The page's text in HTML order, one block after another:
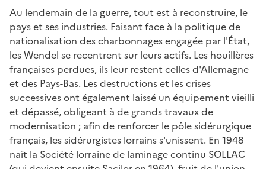
Au lendemain de la guerre, tout est à reconstruire, le
pays et ses industries. Faisant face à la politique de
nationalisation des charbonnages engagée par l'État,
les Wendel se recentrent sur leurs actifs. Les houillères
françaises perdues, ils leur restent celles d'Allemagne
et des Pays-Bas. Les destructions et les crises
successives ont également laissé un équipement vieilli
et dépassé, obligeant à de grands travaux de
modernisation ; afin de renforcer le pôle sidérurgique
français, les sidérurgistes lorrains s'unissent. En 1948
naît la Société lorraine de laminage continu SOLLAC